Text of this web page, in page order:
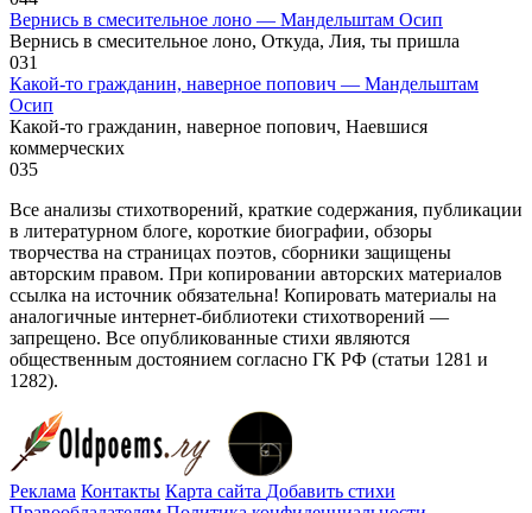
Вернись в смесительное лоно — Мандельштам Осип
Вернись в смесительное лоно, Откуда, Лия, ты пришла
031
Какой-то гражданин, наверное попович — Мандельштам
Осип
Какой-то гражданин, наверное попович, Наевшися
коммерческих
035
Все анализы стихотворений, краткие содержания, публикации
в литературном блоге, короткие биографии, обзоры
творчества на страницах поэтов, сборники защищены
авторским правом. При копировании авторских материалов
ссылка на источник обязательна! Копировать материалы на
аналогичные интернет-библиотеки стихотворений —
запрещено. Все опубликованные стихи являются
общественным достоянием согласно ГК РФ (статьи 1281 и
1282).
Реклама Контакты Карта сайта Добавить стихи